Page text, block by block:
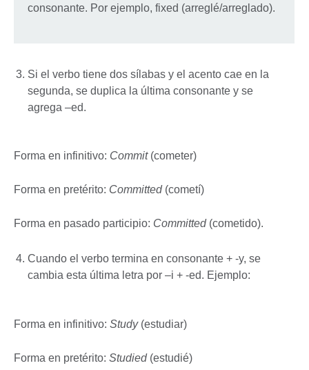
consonante. Por ejemplo, fixed (arreglé/arreglado).
Si el verbo tiene dos sílabas y el acento cae en la
segunda, se duplica la última consonante y se
agrega –ed.
Forma en infinitivo: Commit (cometer)
Forma en pretérito: Committed (cometí)
Forma en pasado participio: Committed (cometido).
Cuando el verbo termina en consonante + -y, se
cambia esta última letra por –i + -ed. Ejemplo:
Forma en infinitivo: Study (estudiar)
Forma en pretérito: Studied (estudié)